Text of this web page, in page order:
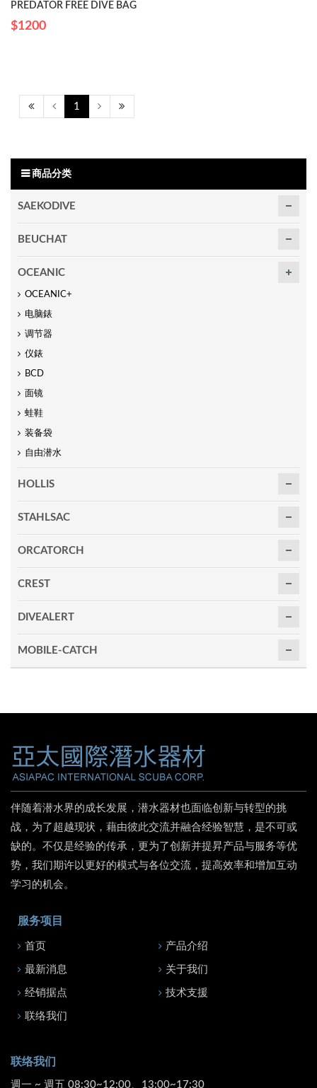
PREDATOR FREE DIVE BAG
$1200
1
商品分类
SAEKODIVE
BEUCHAT
OCEANIC
OCEANIC+
电脑錶
调节器
仪錶
BCD
面镜
蛙鞋
装备袋
自由潜水
HOLLIS
STAHLSAC
ORCATORCH
CREST
DIVEALERT
MOBILE-CATCH
伴随着潜水界的成长发展，潜水器材也面临创新与转型的挑
战，为了超越现状，藉由彼此交流并融合经验智慧，是不可或
缺的。不仅是经验的传承，更为了创新并提昇产品与服务等优
势，我们期许以更好的模式与各位交流，提高效率和增加互动
学习的机会。
服务项目
首页 产品介绍
最新消息 关于我们
经销据点 技术支援
联络我们
联络我们
週一 ~ 週五 08:30~12:00、13:00~17:30